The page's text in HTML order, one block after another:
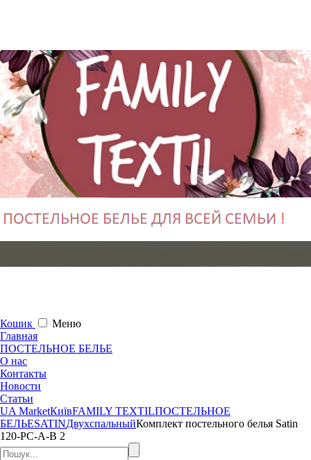
Кошик
Меню
Главная
ПОСТЕЛЬНОЕ БЕЛЬЕ
О нас
Контакты
Новости
Статьи
UA MarketКиївFAMILY TEXTILПОСТЕЛЬНОЕ
БЕЛЬЕSATINДвухспальныйКомплект постельного белья Satin
120-PC-A-B 2